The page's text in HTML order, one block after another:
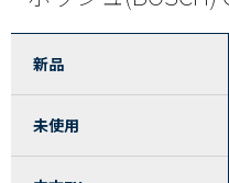
新品
未使用